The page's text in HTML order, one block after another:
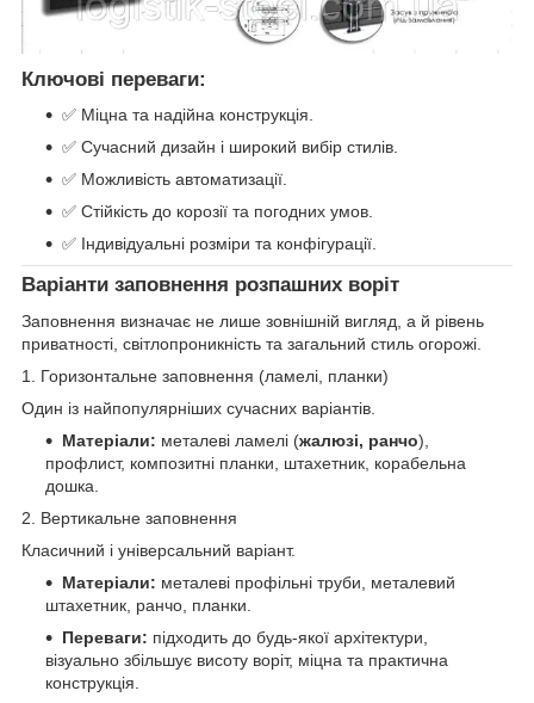
Ключові переваги:
✅ Міцна та надійна конструкція.
✅ Сучасний дизайн і широкий вибір стилів.
✅ Можливість автоматизації.
✅ Стійкість до корозії та погодних умов.
✅ Індивідуальні розміри та конфігурації.
Варіанти заповнення розпашних воріт
Заповнення визначає не лише зовнішній вигляд, а й рівень
приватності, світлопроникність та загальний стиль огорожі.
1. Горизонтальне заповнення (ламелі, планки)
Один із найпопулярніших сучасних варіантів.
Матеріали: металеві ламелі (жалюзі, ранчо),
профлист, композитні планки, штахетник, корабельна
дошка.
2. Вертикальне заповнення
Класичний і універсальний варіант.
Матеріали: металеві профільні труби, металевий
штахетник, ранчо, планки.
Переваги: підходить до будь-якої архітектури,
візуально збільшує висоту воріт, міцна та практична
конструкція.